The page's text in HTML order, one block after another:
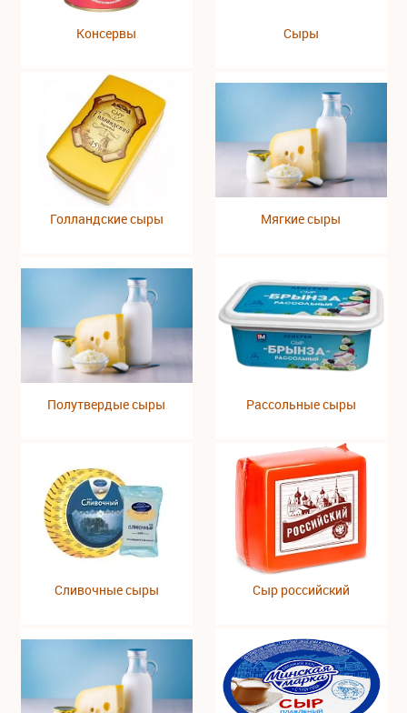
Консервы Сыры
Голландские сыры Мягкие сыры
Полутвердые сыры Рассольные сыры
Сливочные сыры Сыр российский